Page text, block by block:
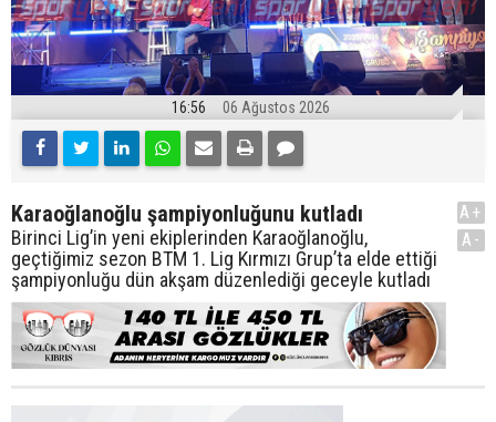
16:56 06 Ağustos 2026
Karaoğlanoğlu şampiyonluğunu kutladı
Birinci Lig’in yeni ekiplerinden Karaoğlanoğlu,
geçtiğimiz sezon BTM 1. Lig Kırmızı Grup’ta elde ettiği
şampiyonluğu dün akşam düzenlediği geceyle kutladı
A+
A-